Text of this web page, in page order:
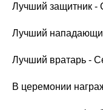
Лучший защитник -
Лучший
Лучший вратарь -
В церемонии